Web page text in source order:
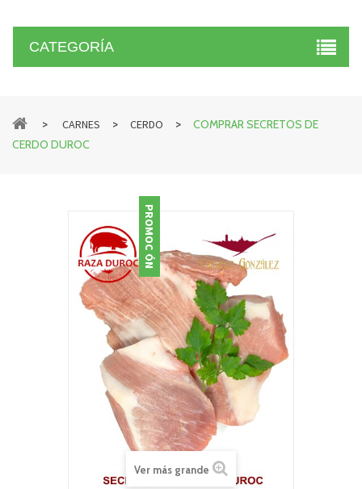
CATEGORÍA
> CARNES > CERDO >
COMPRAR SECRETOS DE
CERDO DUROC
PROMOCIÓN
Ver más grande